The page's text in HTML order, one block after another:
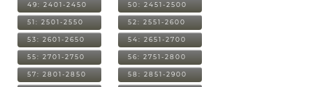
49: 2401-2450 50: 2451-2500
51: 2501-2550 52: 2551-2600
53: 2601-2650 54: 2651-2700
55: 2701-2750 56: 2751-2800
57: 2801-2850 58: 2851-2900